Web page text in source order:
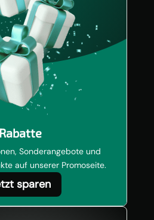
Rabatte
Sonderangebote und
auf unserer Promoseite.
sparen